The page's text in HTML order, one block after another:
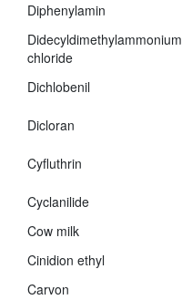
Diphenylamin
Didecyldimethylammonium
chloride
Dichlobenil
Dicloran
Cyfluthrin
Cyclanilide
Cow milk
Cinidion ethyl
Carvon